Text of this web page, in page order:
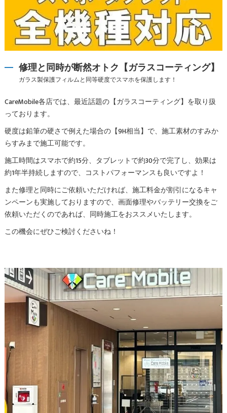
修理と同時が断然オトク【ガラスコーティング】
ガラス製保護フィルムと同等硬度でスマホを保護します！
CareMobile各店では、最近話題の【ガラスコーティング】を取り扱
っております。
硬度は鉛筆の硬さで例えた場合の【9H相当】で、施工素材のすみか
らすみまで施工可能です。
施工時間はスマホで約15分、タブレットで約30分で完了し、効果は
約1年半持続しますので、コストパフォーマンスも良いですよ！
また修理と同時にご依頼いただければ、施工料金が割引になるキャ
ンペーンも実施しておりますので、画面修理やバッテリー交換をご
依頼いただくのであれば、同時施工をおススメいたします。
この機会にぜひご検討くださいね！